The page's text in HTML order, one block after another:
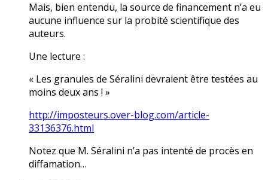
Mais, bien entendu, la source de financement n’a eu
aucune influence sur la probité scientifique des
auteurs.
Une lecture :
« Les granules de Séralini devraient être testées au
moins deux ans ! »
http://imposteurs.over-blog.com/article-
33136376.html
Notez que M. Séralini n’a pas intenté de procès en
diffamation…